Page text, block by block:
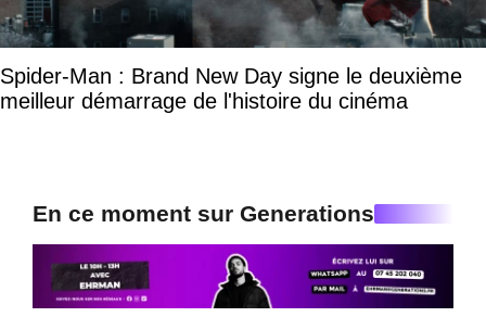
Spider-Man : Brand New Day signe le deuxième
meilleur démarrage de l'histoire du cinéma
En ce moment sur Generations